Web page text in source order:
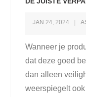
JAN 24, 2024
Wanneer je
dat deze goed
dan alleen
weerspiegelt